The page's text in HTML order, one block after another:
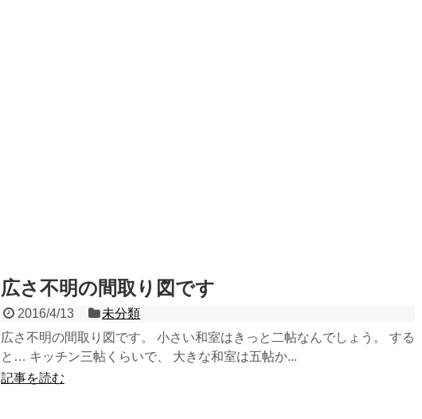
広さ不明の間取り図です
2016/4/13
未分類
広さ不明の間取り図です。 小さい和室はきっと二帖なんでしょう。 する
と… キッチン三帖くらいで、 大きな和室は五帖か...
記事を読む